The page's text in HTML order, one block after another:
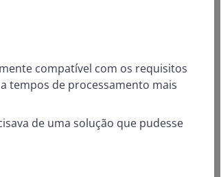
compatível com os requisitos
tempos de processamento mais
de uma solução que pudesse